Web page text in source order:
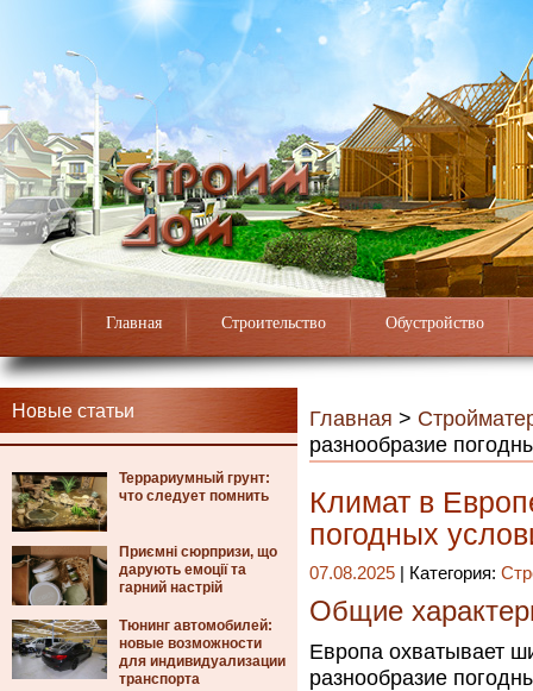
Главная Строительство Обустройство
Новые статьи
Террариумный грунт:
что следует помнить
Приємні сюрпризи, що
дарують емоції та
гарний настрій
Тюнинг автомобилей:
новые возможности
для индивидуализации
транспорта
Главная >
разнообразие
Климат в
погодных
07.08.2025 | Категория:
Общие
Европа охватывает
разнообразие